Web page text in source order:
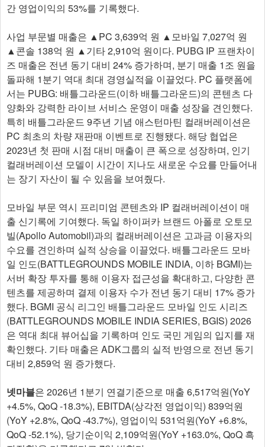
간 영업이익의 53%를 기록했다.
사업 부문별 매출은 ▲PC 3,63​9억 원 ▲모바일 7,027억 원
▲콘솔 138억 원 ▲기타 2,910억 원이다. PUBG IP 프랜차이
즈 매출은 전년 동기 대비 24% 증가하며, 분기 매출 1조 원을
돌파해 1분기 역대 최대 경영실적을 이끌었다. PC 플랫폼에
서는 PUBG: 배틀그라운드(이하 배틀그라운드)의 콘텐츠 다
양화와 강력한 라이브 서비스 운영이 매출 성장을 견인했다.
특히 배틀그라운드 9주년 기념 애스턴마틴 컬래버레이션은
PC 최초의 차량 재판매 이벤트로 진행됐다. 해당 협업은
2023년 첫 판매 시점 대비 매출이 큰 폭으로 성장하며, 인기
컬래버레이션 모델이 시간이 지나도 새로운 수요를 만들어내
는 장기 자산이 될 수 있음을 보여줬다.
모바일 부문 역시 프리미엄 콘텐츠와 IP 컬래버레이션이 매
출 신기록에 기여했다. 독일 하이퍼카 브랜드 아폴로 오토모
빌(Apollo Automobil)과의 컬래버레이션은 고과금 이용자의
수요를 견인하며 실적 상승을 이끌었다. 배틀그라운드 모바
일 인도(BATTLEGROUNDS MOBILE INDIA, 이하 BGMI)는
서버 확장 투자를 통해 이용자 접근성을 확대하고, 다양한 콘
텐츠를 제공하며 결제 이용자 수가 전년 동기 대비 17% 증가
했다. BGMI 공식 리그인 배틀그라운드 모바일 인도 시리즈
(BATTLEGROUNDS MOBILE INDIA SERIES, BGIS) 2026
은 역대 최대 뷰어십을 기록하며 인도 국민 게임의 입지를 재
확인했다. 기타 매출은 ADK그룹의 실적 반영으로 전년 동기
대비 2,859억 원 증가했다.​
넷마블은 2026년 1분기 연결기준으로 매출 6,517억원(YoY
+4.5%, QoQ -18.3%), EBITDA(상각전 영업이익) 839억원
(YoY +2.8%, QoQ -43.7%), 영업이익 531억원(YoY +6.8%,
QoQ -52.1%), 당기순이익 2,109억원(YoY +163.0%, QoQ 흑